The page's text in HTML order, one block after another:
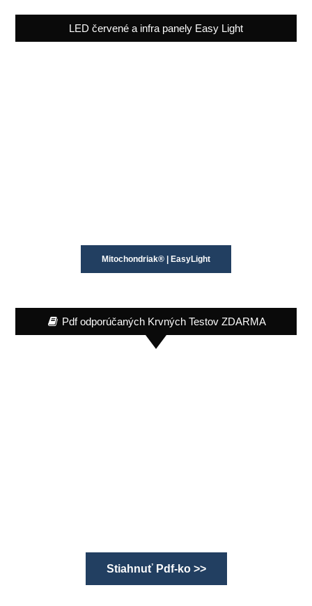
LED červené a infra panely Easy Light
Mitochondriak® | EasyLight
Pdf odporúčaných Krvných Testov ZDARMA
Stiahnuť Pdf-ko >>